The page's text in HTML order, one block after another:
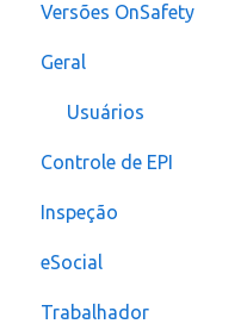
Versões OnSafety
Última Versão
Versões anteriores
Geral
Usuários
Controle de EPI
Configurações
assinatura
Inspeção
Relatórios e
Inspeção Visual
eSocial
Erros
Trabalhador